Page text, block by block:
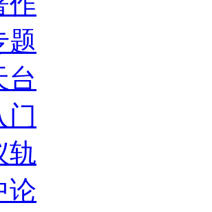
题
台
门
轨
论